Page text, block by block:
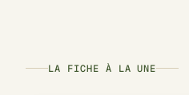
LA FICHE À LA UNE